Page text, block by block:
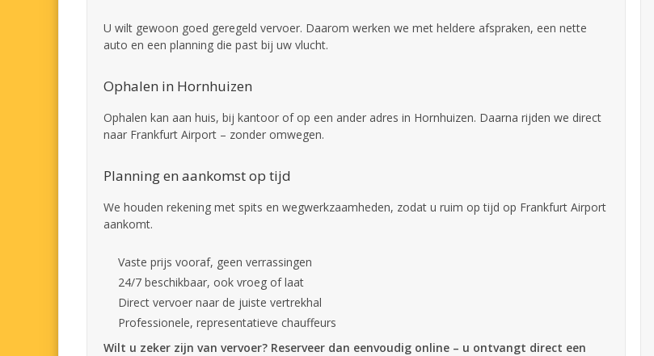
U wilt gewoon goed geregeld vervoer. Daarom werken we met heldere afspraken, een nette
auto en een planning die past bij uw vlucht.
Ophalen in Hornhuizen
Ophalen kan aan huis, bij kantoor of op een ander adres in Hornhuizen. Daarna rijden we direct
naar Frankfurt Airport – zonder omwegen.
Planning en aankomst op tijd
We houden rekening met spits en wegwerkzaamheden, zodat u ruim op tijd op Frankfurt Airport
aankomt.
Vaste prijs vooraf, geen verrassingen
24/7 beschikbaar, ook vroeg of laat
Direct vervoer naar de juiste vertrekhal
Professionele, representatieve chauffeurs
Wilt u zeker zijn van vervoer? Reserveer dan eenvoudig online – u ontvangt direct een